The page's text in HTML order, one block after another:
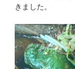
きました。